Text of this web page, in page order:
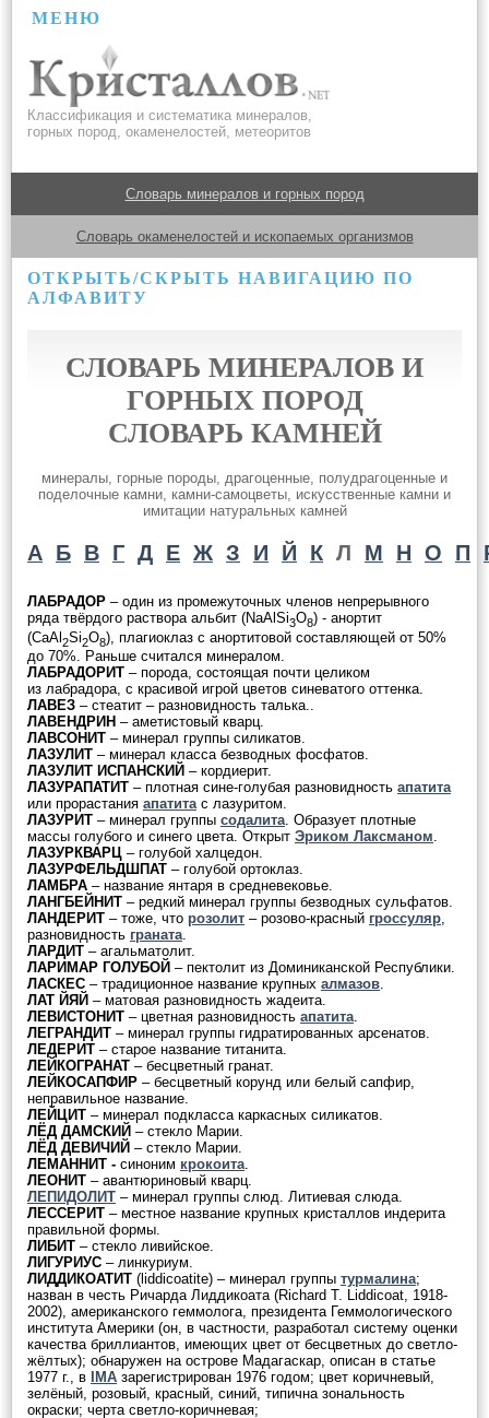
МЕНЮ
Классификация и систематика минералов,
горных пород, окаменелостей, метеоритов
Словарь минералов и горных пород
Словарь окаменелостей и ископаемых организмов
ОТКРЫТЬ/СКРЫТЬ НАВИГАЦИЮ ПО
АЛФАВИТУ
СЛОВАРЬ МИНЕРАЛОВ И
ГОРНЫХ ПОРОД
СЛОВАРЬ КАМНЕЙ
минералы, горные породы, драгоценные, полудрагоценные и
поделочные камни, камни-самоцветы, искусственные камни и
имитации натуральных камней
А Б В Г Д Е Ж З И Й К Л М Н О П
ЛАБРАДОР – один из промежуточных членов непрерывного
ряда твёрдого раствора альбит (NaAlSi3O8) - анортит
(CaAl2Si2O8), плагиоклаз с анортитовой составляющей от 50%
до 70%. Раньше считался минералом.
ЛАБРАДОРИТ – порода, состоящая почти целиком
из лабрадора, с красивой игрой цветов синеватого оттенка.
ЛАВЕЗ – стеатит – разновидность талька..
ЛАВЕНДРИН – аметистовый кварц.
ЛАВСОНИТ – минерал группы силикатов.
ЛАЗУЛИТ – минерал класса безводных фосфатов.
ЛАЗУЛИТ ИСПАНСКИЙ – кордиерит.
ЛАЗУРАПАТИТ – плотная сине-голубая разновидность апатита
или прорастания апатитас лазуритом.
ЛАЗУРИТ – минерал группы содалита. Образует плотные
массы голубого и синего цвета. Открыт Эриком Лаксманом.
ЛАЗУРКВАРЦ – голубой халцедон.
ЛАЗУРФЕЛЬДШПАТ – голубой ортоклаз.
ЛАМБРА – название янтаря в средневековье.
ЛАНГБЕЙНИТ – редкий минерал группы безводных сульфатов.
ЛАНДЕРИТ – тоже, что розолит – розово-красный гроссуляр,
разновидность граната.
ЛАРДИТ – агальматолит.
ЛАРИМАР ГОЛУБОЙ – пектолит из Доминиканской Республики.
ЛАСКЕС – традиционное название крупных алмазов.
ЛАТ ЙЯЙ – матовая разновидность жадеита.
ЛЕВИСТОНИТ – цветная разновидность апатита.
ЛЕГРАНДИТ – минерал группы гидратированных арсенатов.
ЛЕДЕРИТ – старое название титанита.
ЛЕЙКОГРАНАТ – бесцветный гранат.
ЛЕЙКОСАПФИР – бесцветный корунд или белый сапфир,
неправильное название.
ЛЕЙЦИТ – минерал подкласса каркасных силикатов.
ЛЁД ДАМСКИЙ – стекло Марии.
ЛЁД ДЕВИЧИЙ – стекло Марии.
ЛЕМАННИТ - синоним крокоита.
ЛЕОНИТ – авантюриновый кварц.
ЛЕПИДОЛИТ – минерал группы слюд. Литиевая слюда.
ЛЕССЕРИТ – местное название крупных кристаллов индерита
правильной формы.
ЛИБИТ – стекло ливийское.
ЛИГУРИУС – линкуриум.
ЛИДДИКОАТИТ (liddicoatite) – минерал группы турмалина;
назван в честь Ричарда Лиддикоата (Richard T. Liddicoat, 1918-
2002), американского геммолога, президента Геммологического
института Америки (он, в частности, разработал систему оценки
качества бриллиантов, имеющих цвет от бесцветных до светло-
жёлтых); обнаружен на острове Мадагаскар, описан в статье
1977 г., в
IMA зарегистрирован 1976 годом; цвет коричневый,
зелёный, розовый, красный, синий, типична зональность
окраски; черта светло-коричневая;